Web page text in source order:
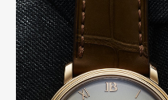
Art&DesignWatch